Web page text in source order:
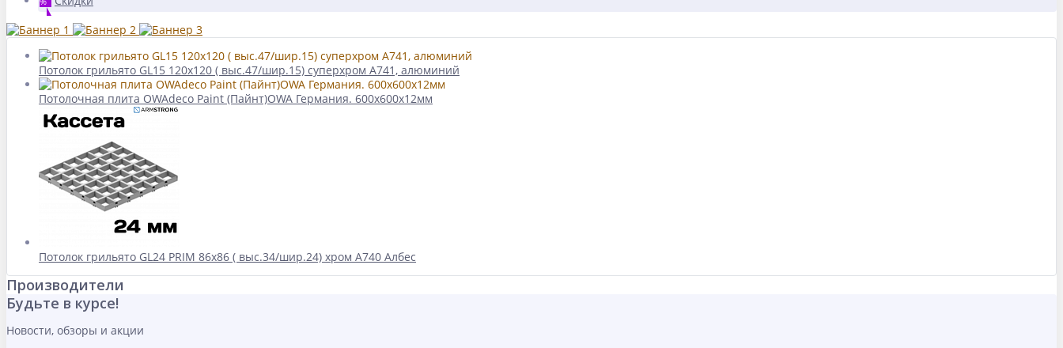
Потолок грильято GL15 120х120 ( выс.47/шир.15) суперхром А741, алюминий
Потолочная плита OWAdeco Paint (Пайнт)OWA Германия. 600х600х12мм
Потолок грильято GL24 PRIM 86х86 ( выс.34/шир.24) хром А740 Албес
Производители
Будьте в курсе!
Новости, обзоры и акции